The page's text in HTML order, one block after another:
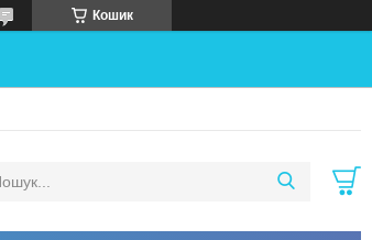
Кошик